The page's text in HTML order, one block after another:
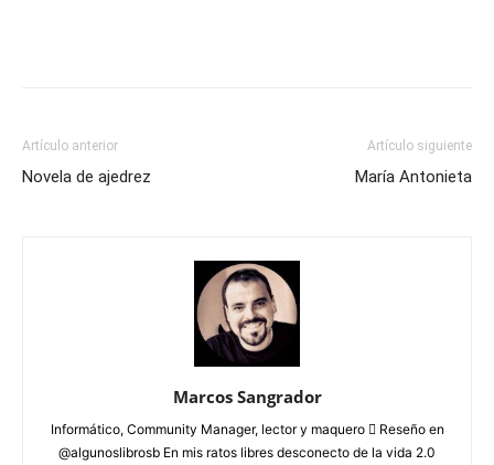
Artículo anterior
Novela de ajedrez
Artículo siguiente
María Antonieta
Marcos Sangrador
Informático, Community Manager, lector y maquero  Reseño en
@algunoslibrosb En mis ratos libres desconecto de la vida 2.0